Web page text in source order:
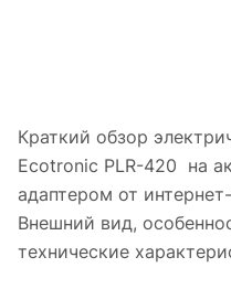
Краткий обзор
Ecotronic PLR-420 на
адаптером от
Внешний вид,
технические